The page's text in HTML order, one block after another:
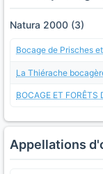
Natura 2000 (3)
Bocage de Prisches
La Thiérache
BOCAGE ET FORÊTS
Appellations